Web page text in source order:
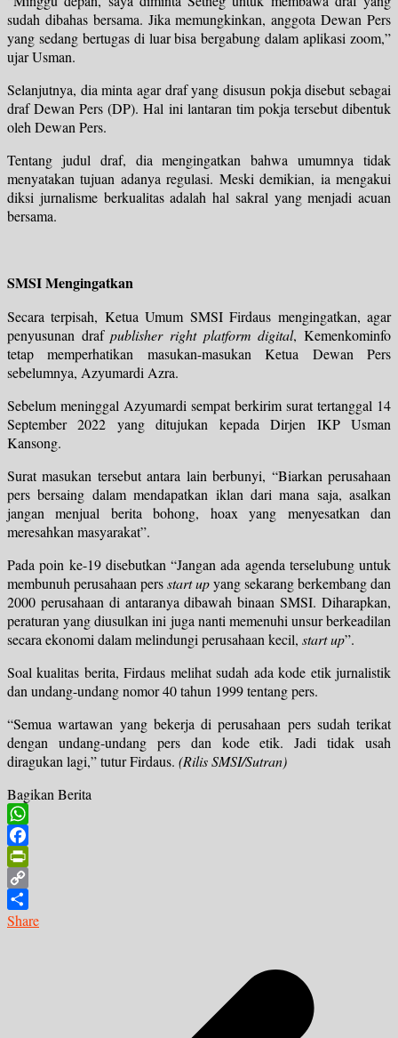
sudah dibahas bersama. Jika memungkinkan, anggota Dewan Pers
yang sedang bertugas di luar bisa bergabung dalam aplikasi zoom,”
ujar Usman.
Selanjutnya, dia minta agar draf yang disusun pokja disebut sebagai
draf Dewan Pers (DP). Hal ini lantaran tim pokja tersebut dibentuk
oleh Dewan Pers.
Tentang judul draf, dia mengingatkan bahwa umumnya tidak
menyatakan tujuan adanya regulasi. Meski demikian, ia mengakui
diksi jurnalisme berkualitas adalah hal sakral yang menjadi acuan
bersama.
SMSI Mengingatkan
Secara terpisah, Ketua Umum SMSI Firdaus mengingatkan, agar
penyusunan drafpublisher right platform digital, Kemenkominfo
tetap memperhatikan masukan-masukan Ketua Dewan Pers
sebelumnya, Azyumardi Azra.
Sebelum meninggal Azyumardi sempat berkirim surat tertanggal 14
September 2022 yang ditujukan kepada Dirjen IKP Usman
Kansong.
Surat masukan tersebut antara lain berbunyi, “Biarkan perusahaan
pers bersaing dalam mendapatkan iklan dari mana saja, asalkan
jangan menjual berita bohong, hoax yang menyesatkan dan
meresahkan masyarakat”.
Pada poin ke-19 disebutkan “Jangan ada agenda terselubung untuk
membunuh perusahaan persstart upyang sekarang berkembang dan
2000 perusahaan di antaranya dibawah binaan SMSI. Diharapkan,
peraturan yang diusulkan ini juga nanti memenuhi unsur berkeadilan
secara ekonomi dalam melindungi perusahaan kecil, start up”.
Soal kualitas berita, Firdaus melihat sudah ada kode etik jurnalistik
dan undang-undang nomor 40 tahun 1999 tentang pers.
“Semua wartawan yang bekerja di perusahaan pers sudah terikat
dengan undang-undang pers dan kode etik. Jadi tidak usah
diragukan lagi,” tutur Firdaus. (Rilis SMSI/Sutran)
Bagikan Berita
WhatsApp
Facebook
PrintFriendly
Copy
Link
Share